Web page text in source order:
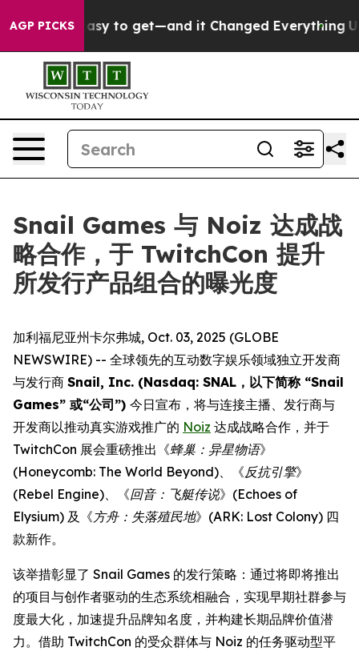
AGP PICKSEasy to get—and it Changed Everything
Snail Games 与 Noiz 达成战
略合作，于 TwitchCon 提升
所发行产品组合的曝光度
加利福尼亚州卡尔弗城, Oct. 03, 2025 (GLOBE
NEWSWIRE) -- 全球领先的互动数字娱乐领域独立开发商
与发行商 Snail, Inc. (Nasdaq: SNAL，以下简称 “Snail
Games” 或“公司”) 今日宣布，将与连接主播、发行商与
开发商以推动真实游戏推广的 Noiz 达成战略合作，并于
TwitchCon 展会重磅推出《蜂巢：异星物语》
(Honeycomb: The World Beyond)、《反抗引擎》
(Rebel Engine)、《回音：飞艇传说》(Echoes of
Elysium) 及《方舟：失落殖民地》(ARK: Lost Colony) 四
款新作。
该举措彰显了 Snail Games 的发行策略：通过将即将推出
的项目与创作者驱动的生态系统相融合，实现早期社群参与
度最大化，加速提升品牌知名度，并构建长期品牌价值潜
力。借助 TwitchCon 的受众群体与 Noiz 的任务驱动型平